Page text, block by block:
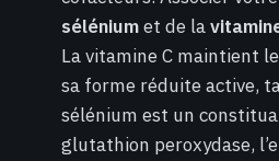
séléniumet de la
La vitamine C maintient
sa forme réduite active,
sélénium est un
glutathion peroxydase,